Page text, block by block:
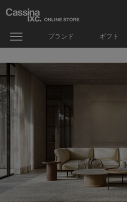
ブランド ギフト